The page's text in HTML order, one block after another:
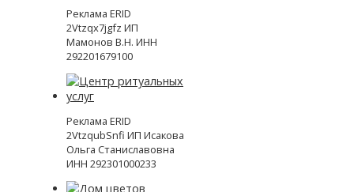
Реклама ERID
2Vtzqx7jgfz ИП
Мамонов В.Н. ИНН
292201679100
Реклама ERID
2VtzqubSnfi ИП Исакова
Ольга Станиславовна
ИНН 292301000233